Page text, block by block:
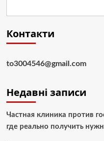
Контакти
to3004546@gmail.com
Недавні записи
Частная клиника против
где реально получить